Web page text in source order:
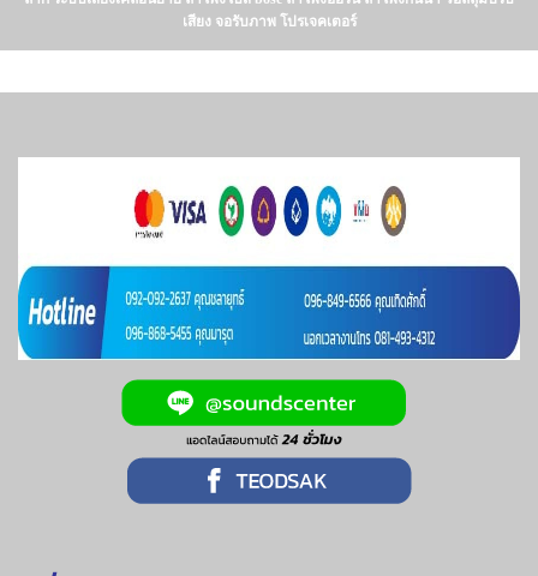
เสียง จอรับภาพ โปรเจคเตอร์